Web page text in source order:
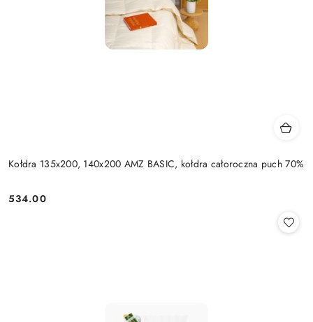
Kołdra 135x200, 140x200 AMZ BASIC, kołdra całoroczna puch 70%
Cena:
534.00